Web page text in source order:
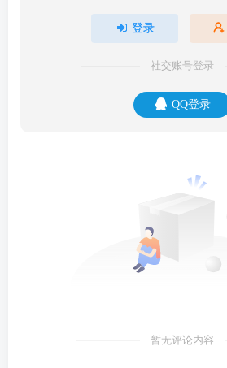
登录
社交账号登录
QQ登录
暂无评论内容